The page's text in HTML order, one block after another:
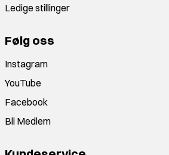
Ledige stillinger
Følg oss
Instagram
YouTube
Facebook
Bli Medlem